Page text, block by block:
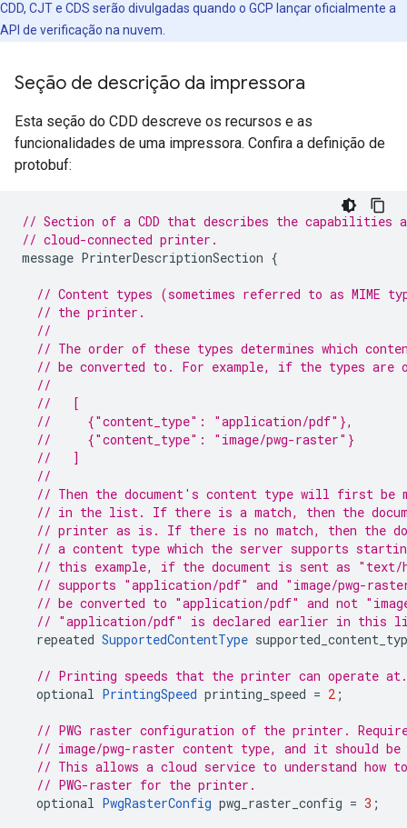
CDD, CJT e CDS serão divulgadas quando o GCP lançar oficialmente a
API de verificação na nuvem.
Seção de descrição da impressora
Esta seção do CDD descreve os recursos e as
funcionalidades de uma impressora. Confira a definição de
protobuf:
// Section of a CDD that describes the capabilities
// cloud-connected printer.
message PrinterDescriptionSection {
// Content types (sometimes referred to as MIME
// the printer.
//
// The order of these types determines which
// be converted to. For example, if the types are
//
//   [
//     {"content_type": "application/pdf"},
//     {"content_type": "image/pwg-raster"}
//   ]
//
// Then the document's content type will first be
// in the list. If there is a match, then the
// printer as is. If there is no match, then the
// a content type which the server supports
// this example, if the document is sent as
// supports "application/pdf" and "image/pwg-
// be converted to "application/pdf" and not
// "application/pdf" is declared earlier in this
repeated SupportedContentType
// Printing speeds that the printer can operate at.
optional PrintingSpeed printing_speed = 2 ;
// PWG raster configuration of the printer.
// image/pwg-raster content type, and it should be
// This allows a cloud service to understand how
// PWG-raster for the printer.
optional PwgRasterConfig pwg_raster_config = 3 ;